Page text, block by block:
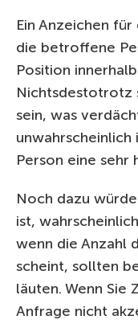
Ein Anzeichen
die betroffene
Position
Nichtsdestotrotz
sein, was
unwahrscheinlich
Person eine sehr
Noch dazu
ist,
wenn die Anzahl
scheint, sollten
läuten. Wenn Sie
Anfrage nicht